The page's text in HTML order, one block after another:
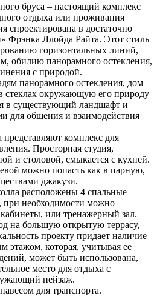
бруса – настоящий комплекс
отдыха или проживания
спроектирована в достаточно
Фрэнка Ллойда Райта. Этот стиль
горизонтальных линий,
обилию панорамного остекления,
с природой.
панорамного остекления, дом
стеклах окружающую его природу
в существующий ландшафт и
для общения и взаимодействия
комплекс для
Просторная студия,
и столовой, смыкается с кухней.
можно попасть как в парную,
джакузи.
расположены 4 спальные
при необходимости можно
кабинеты, или тренажерный зал.
на большую открытую террасу,
проекту придает наличие
этажом, которая, учитывая ее
может быть использована,
место для отдыха с
пейзаж.
для транспорта.